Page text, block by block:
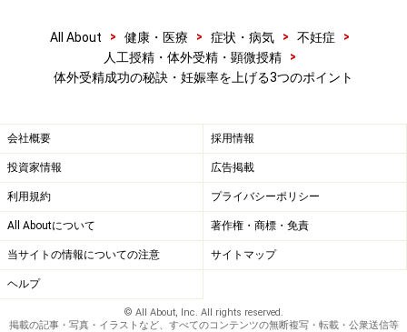
上がってこないという結果によっても、その方法が多く
行われていることに疑問の声が上がってきています。
また、これは日本だけですが、「自然」という名前に惹
かれて、この治療を選んでいる世の中の風潮もありま
す。
欧米を含め、世界の成績の高い国では「きちんと排卵誘
発を行い、たくさんの卵子を採卵することは多くの妊娠
する力を持つ卵子を救うこと」
に結びつくものが出てくるので、理にかなった治療とし
All About > 健康・医療 > 症状・病気 > 不妊症
>
人工授精・体外受精・顕微授精
>
体外受精成功の秘訣・妊娠率を上げる3つのポイント
会社概要 採用情報
投資家情報 広告掲載
利用規約 プライバシーポリシー
All Aboutについて 著作権・商標・免責
当サイトの情報についての注意 サイトマップ
ヘルプ
© All About, Inc. All rights reserved.
掲載の記事・写真・イラストなど、すべてのコンテンツの無断複写・転載・公衆送信等